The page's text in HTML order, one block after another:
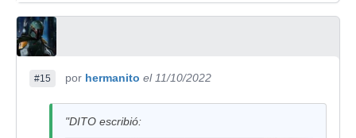
#15 por hermanito el 11/10/2022
"DITO escribió: